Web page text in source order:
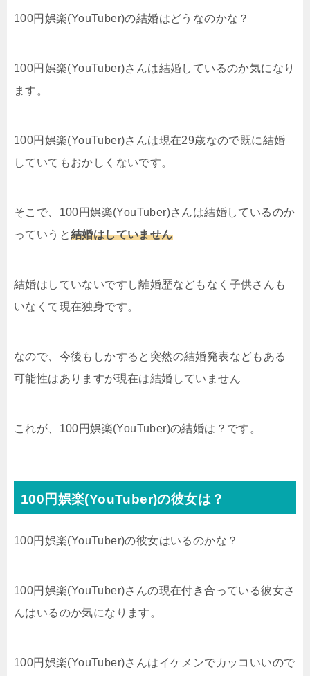
100円娯楽(YouTuber)の結婚はどうなのかな？
100円娯楽(YouTuber)さんは結婚しているのか気になり
ます。
100円娯楽(YouTuber)さんは現在29歳なので既に結婚
していてもおかしくないです。
そこで、100円娯楽(YouTuber)さんは結婚しているのか
っていうと結婚はしていません
結婚はしていないですし離婚歴などもなく子供さんも
いなくて現在独身です。
なので、今後もしかすると突然の結婚発表などもある
可能性はありますが現在は結婚していません
これが、100円娯楽(YouTuber)の結婚は？です。
100円娯楽(YouTuber)の彼女は？
100円娯楽(YouTuber)の彼女はいるのかな？
100円娯楽(YouTuber)さんの現在付き合っている彼女さ
んはいるのか気になります。
100円娯楽(YouTuber)さんはイケメンでカッコいいので